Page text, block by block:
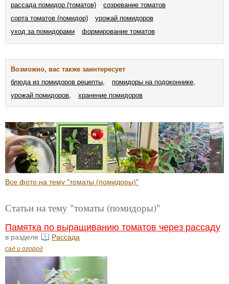
рассада помидор (томатов)
созревание томатов
сорта томатов (помидор)
урожай помидоров
уход за помидорами
формирование томатов
Возможно, вас также заинтересует
блюда из помидоров рецепты,
помидоры на подоконнике,
урожай помидоров,
хранение помидоров
Все фото на тему "томаты (помидоры)"
Статьи на тему "томаты (помидоры)"
Памятка по выращиванию томатов через рассаду
в разделе Рассада
сад и огород